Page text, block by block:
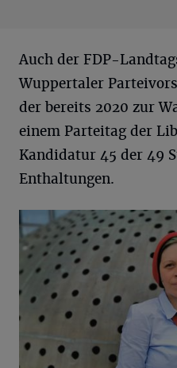
Auch der FDP-
Wuppertaler
der bereits 2020 zur
einem Parteitag der
Kandidatur 45 der 49
Enthaltungen.